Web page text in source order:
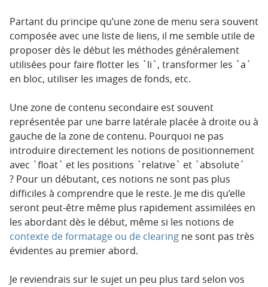
Partant du principe qu’une zone de menu sera souvent
composée avec une liste de liens, il me semble utile de
proposer dès le début les méthodes généralement
utilisées pour faire flotter les `li`, transformer les `a`
en bloc, utiliser les images de fonds, etc.
Une zone de contenu secondaire est souvent
représentée par une barre latérale placée à droite ou à
gauche de la zone de contenu. Pourquoi ne pas
introduire directement les notions de positionnement
avec `float` et les positions `relative` et `absolute`
? Pour un débutant, ces notions ne sont pas plus
difficiles à comprendre que le reste. Je me dis qu’elle
seront peut-être même plus rapidement assimilées en
les abordant dès le début, même si les notions de
contexte de formatage ou de clearing ne sont pas très
évidentes au premier abord.
Je reviendrais sur le sujet un peu plus tard selon vos